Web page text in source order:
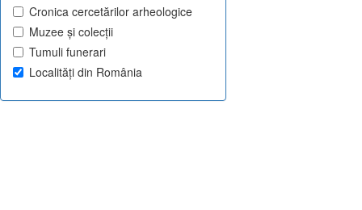
Cronica cercetărilor arheologice
Muzee și colecții
Tumuli funerari
Localități din România